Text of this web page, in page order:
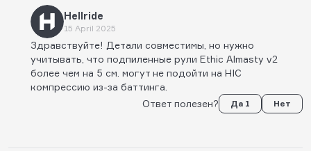
Hellride
15 April 2025
Здравствуйте! Детали совместимы, но нужно
учитывать, что подпиленные рули Ethic Almasty v2
более чем на 5 см. могут не подойти на HIC
компрессию из-за баттинга.
Ответ полезен?
Да 1 Нет